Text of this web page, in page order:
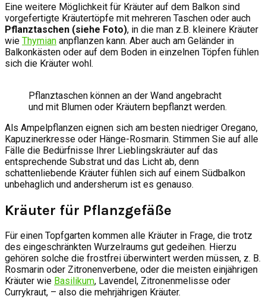
Eine weitere Möglichkeit für Kräuter auf dem Balkon sind
vorgefertigte Kräutertöpfe mit mehreren Taschen oder auch
Pflanztaschen (siehe Foto), in die man z.B. kleinere Kräuter
wie Thymian anpflanzen kann. Aber auch am Geländer in
Balkonkästen oder auf dem Boden in einzelnen Töpfen fühlen
sich die Kräuter wohl.
Pflanztaschen können an der Wand angebracht
und mit Blumen oder Kräutern bepflanzt werden.
Als Ampelpflanzen eignen sich am besten niedriger Oregano,
Kapuzinerkresse oder Hänge-Rosmarin. Stimmen Sie auf alle
Fälle die Bedürfnisse Ihrer Lieblingskräuter auf das
entsprechende Substrat und das Licht ab, denn
schattenliebende Kräuter fühlen sich auf einem Südbalkon
unbehaglich und andersherum ist es genauso.
Kräuter für Pflanzgefäße
Für einen Topfgarten kommen alle Kräuter in Frage, die trotz
des eingeschränkten Wurzelraums gut gedeihen. Hierzu
gehören solche die frostfrei überwintert werden müssen, z. B.
Rosmarin oder Zitronenverbene, oder die meisten einjährigen
Kräuter wie Basilikum, Lavendel, Zitronenmelisse oder
Currykraut, – also die mehrjährigen Kräuter.